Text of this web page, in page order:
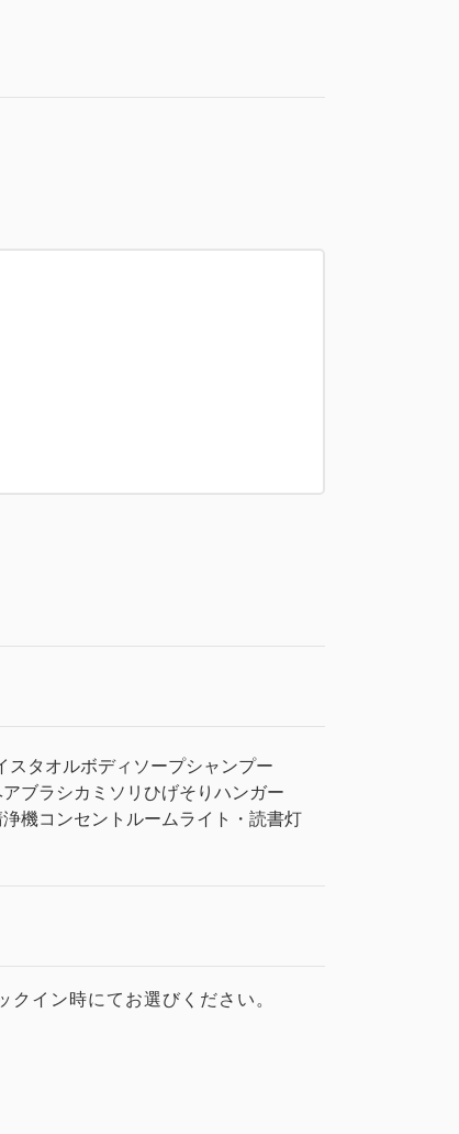
スタオルボディソープシャンプー
アブラシカミソリ ひげそり ハンガー
浄機コンセント ルームライト・読書灯
イン時にてお選びください。